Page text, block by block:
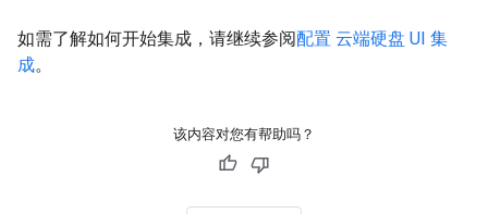
如需了解如何开始集成，请继续参阅配置 云端硬盘 UI 集
成。
该内容对您有帮助吗？